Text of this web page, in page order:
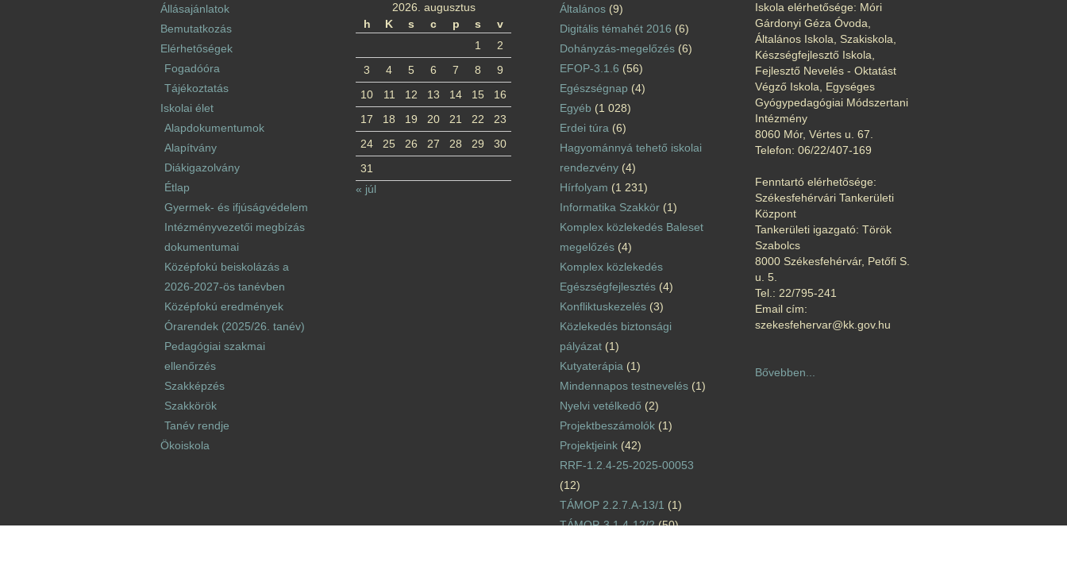
Állásajánlatok
Bemutatkozás
Elérhetőségek
Fogadóóra
Tájékoztatás
Iskolai élet
Alapdokumentumok
Alapítvány
Diákigazolvány
Étlap
Gyermek- és ifjúságvédelem
Intézményvezetői megbízás
dokumentumai
Középfokú beiskolázás a
2026-2027-ös tanévben
Középfokú eredmények
Órarendek (2025/26. tanév)
Pedagógiai szakmai
ellenőrzés
Szakképzés
Szakkörök
Tanév rendje
Ökoiskola
2026. augusztus
h
K s c p s
v
1
2
3
4 5 6 7 8
9
10
11 12 13 14 15
16
17
18 19 20 21 22
23
24
25 26 27 28 29
30
31
« júl
Általános(9)
Digitális témahét 2016 (6)
Dohányzás-megelőzés(6)
EFOP-3.1.6 (56)
Egészségnap (4)
Egyéb (1 028)
Erdei túra(6)
Hagyománnyá tehető iskolai
rendezvény(4)
Hírfolyam (1 231)
Informatika Szakkör(1)
Komplex közlekedés Baleset
megelőzés(4)
Komplex közlekedés
Egészségfejlesztés(4)
Konfliktuskezelés(3)
Közlekedés biztonsági
pályázat(1)
Kutyaterápia(1)
Mindennapos testnevelés(1)
Nyelvi vetélkedő (2)
Projektbeszámolók(1)
Projektjeink(42)
RRF-1.2.4-25-2025-00053
(12)
TÁMOP 2.2.7.A-13/1 (1)
TÁMOP-3.1.4-12/2(50)
Iskola elérhetősége: Móri
Gárdonyi Géza Óvoda,
Általános Iskola, Szakiskola,
Készségfejlesztő Iskola,
Fejlesztő Nevelés - Oktatást
Végző Iskola, Egységes
Gyógypedagógiai Módszertani
Intézmény
8060 Mór, Vértes u. 67.
Telefon: 06/22/407-169
Fenntartó elérhetősége:
Székesfehérvári Tankerületi
Központ
Tankerületi igazgató: Török
Szabolcs
8000 Székesfehérvár, Petőfi S.
u. 5.
Tel.: 22/795-241
Email cím:
szekesfehervar@kk.gov.hu
Bővebben...